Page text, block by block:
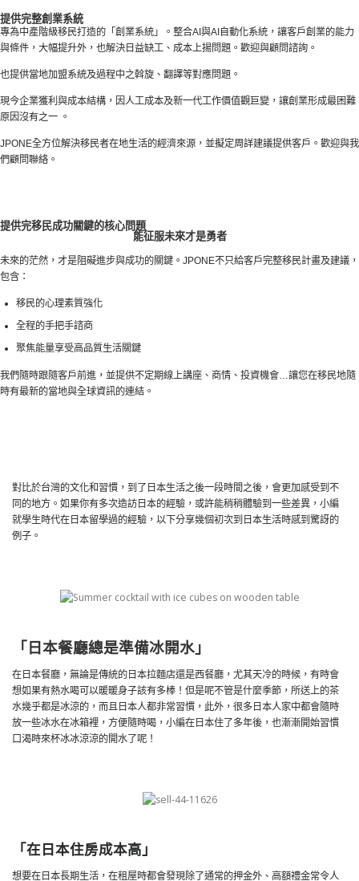
提供完整創業系統
專為中產階級移民打造的「創業系統」。整合AI與AI自動化系統，讓客戶創業的能力
與條件，大幅提升外，也解決日益缺工、成本上揚問題。歡迎與顧問諮詢。
也提供當地加盟系統及過程中之斡旋、翻譯等對應問題。
現今企業獲利與成本結構，因人工成本及新一代工作價值觀巨變，讓創業形成最困難
原因沒有之一 。
JPONE全方位解決移民者在地生活的經濟來源，並擬定周詳建議提供客戶。歡迎與我
們顧問聯絡。
提供完移民成功關鍵的核心問題
能征服未來才是勇者
未來的茫然，才是阻礙進步與成功的關鍵。JPONE不只給客戶完整移民計畫及建議，
包含：
移民的心理素質強化
全程的手把手諮商
聚焦能量享受高品質生活關鍵
我們隨時跟隨客戶前進，並提供不定期線上講座、商情、投資機會…讓您在移民地隨
時有最新的當地與全球資訊的連結。
對比於台灣的文化和習慣，到了日本生活之後一段時間之後，會更加感受到不
同的地方。如果你有多次造訪日本的經驗，或許能稍稍體驗到一些差異，小編
就學生時代在日本留學過的經驗，以下分享幾個初次到日本生活時感到驚訝的
例子。
「日本餐廳總是準備冰開水」
在日本餐廳，無論是傳統的日本拉麵店還是西餐廳，尤其天冷的時候，有時會
想如果有熱水喝可以暖暖身子該有多棒！但是呢不管是什麼季節，所送上的茶
水幾乎都是冰涼的，而且日本人都非常習慣，此外，很多日本人家中都會隨時
放一些冰水在冰箱裡，方便隨時喝，小編在日本住了多年後，也漸漸開始習慣
口渴時來杯冰冰涼涼的開水了呢！
「在日本住房成本高」
想要在日本長期生活，在租屋時都會發現除了通常的押金外、高額禮金常令人